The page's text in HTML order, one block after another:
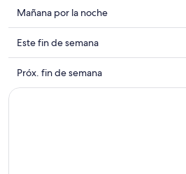
precios
cerca
de
Casa
de
la
Consultar
precios
cerca
de
Casa
de
Mañana por la noche
Consultar
precios
cerca
de
Este fin de semana
Consultar
precios
Próx. fin de semana